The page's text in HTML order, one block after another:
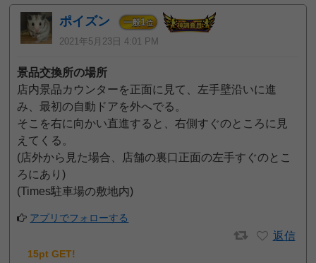
ポイズン 一般1位
2021年5月23日 4:01 PM
景品交換所の場所
店内景品カウンターを正面に見て、左手壁沿いに進
み、最初の自動ドアを外へでる。
そこを右に向かい直進すると、右側すぐのところに見
えてくる。
(店外から見た場合、店舗の裏口正面の左手すぐのとこ
ろにあり)
(Times駐車場の敷地内)
アプリでフォローする
返信
15pt GET!